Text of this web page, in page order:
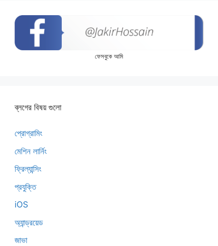
ফেসবুকে আমি
ব্লগের বিষয় গুলো
প্রোগ্রামিং
মেশিন লার্নিং
ফ্রিল্যান্সিং
প্রযুক্তি
iOS
অ্যান্ড্রয়েড
জাভা